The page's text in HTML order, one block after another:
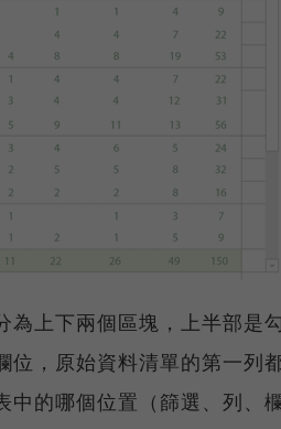
為上下兩個區塊，上半部是
位，原始資料清單的第一列
中的哪個位置（篩選、列、